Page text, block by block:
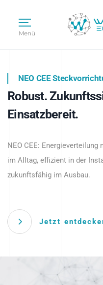
Menü
Intelligente
NEO CEE
Robust.
Einsatzbereit.
NEO CEE: Energieverteilung
im Alltag, effizient in der
zukunftsfähig im Ausbau.
Jetzt
Intelligenz trifft
Anwendungen – robust, IP-
zukunftsfähig.